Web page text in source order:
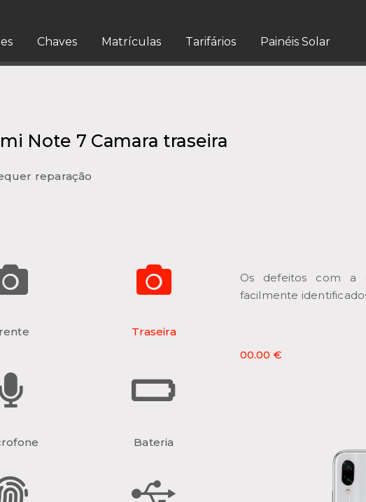
Chaves Matrículas Tarifários Painéis Solar
Note 7 Camara traseira
reparação
Traseira
Bateria
Os defeitos com a
facilmente
00.00 €